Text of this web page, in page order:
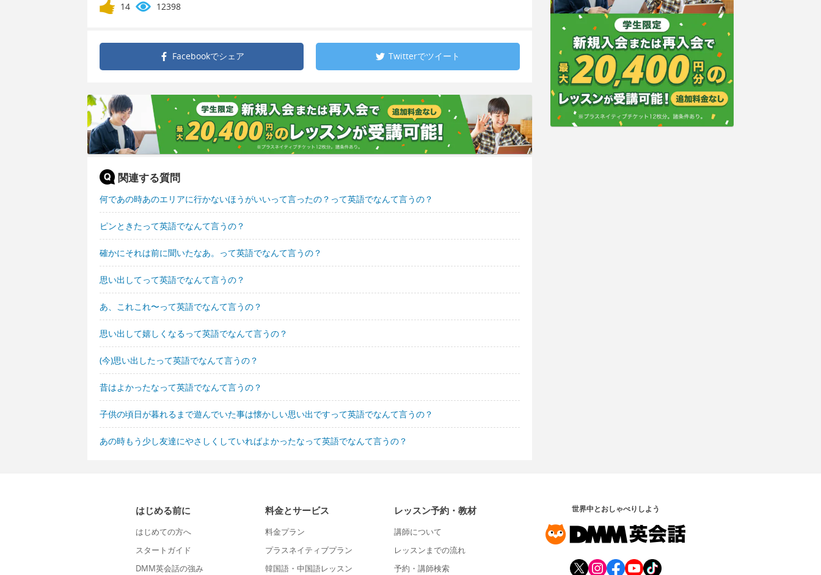
14 12398
Facebookでシェア Twitterでツイート
関連する質問
何であの時あのエリアに行かないほうがいいって言ったの？って英語でなんて言うの？
ピンときたって英語でなんて言うの？
確かにそれは前に聞いたなあ。って英語でなんて言うの？
思い出してって英語でなんて言うの？
あ、これこれ〜って英語でなんて言うの？
思い出して嬉しくなるって英語でなんて言うの？
(今)思い出したって英語でなんて言うの？
昔はよかったなって英語でなんて言うの？
子供の頃日が暮れるまで遊んでいた事は懐かしい思い出ですって英語でなんて言うの？
あの時もう少し友達にやさしくしていればよかったなって英語でなんて言うの？
はじめる前に
はじめての方へ
スタートガイド
DMM英会話の強み
料金とサービス
料金プラン
プラスネイティブプラン
韓国語・中国語レッスン
レッスン予約・教材
講師について
レッスンまでの流れ
予約・講師検索
世界中とおしゃべりしよう